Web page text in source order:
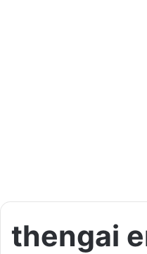
thengai